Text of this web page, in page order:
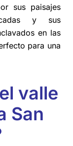
sus paisajes
y sus
en las
para una
valle
San